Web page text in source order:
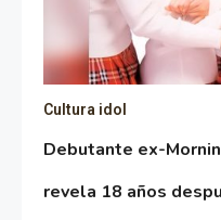
Cultura idol
Debutante ex-
revela 18 años